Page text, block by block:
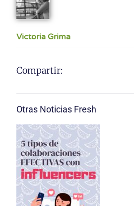
Victoria Grima
Compartir:
Otras Noticias Fresh